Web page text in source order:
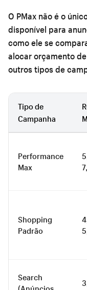
O PMax não é o
disponível para
como ele se
alocar orçamento
outros tipos de
Tipo de
Campanha
Performance
Max
Shopping
Padrão
Search